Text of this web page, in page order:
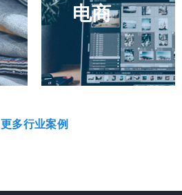
电商
更多行业案例